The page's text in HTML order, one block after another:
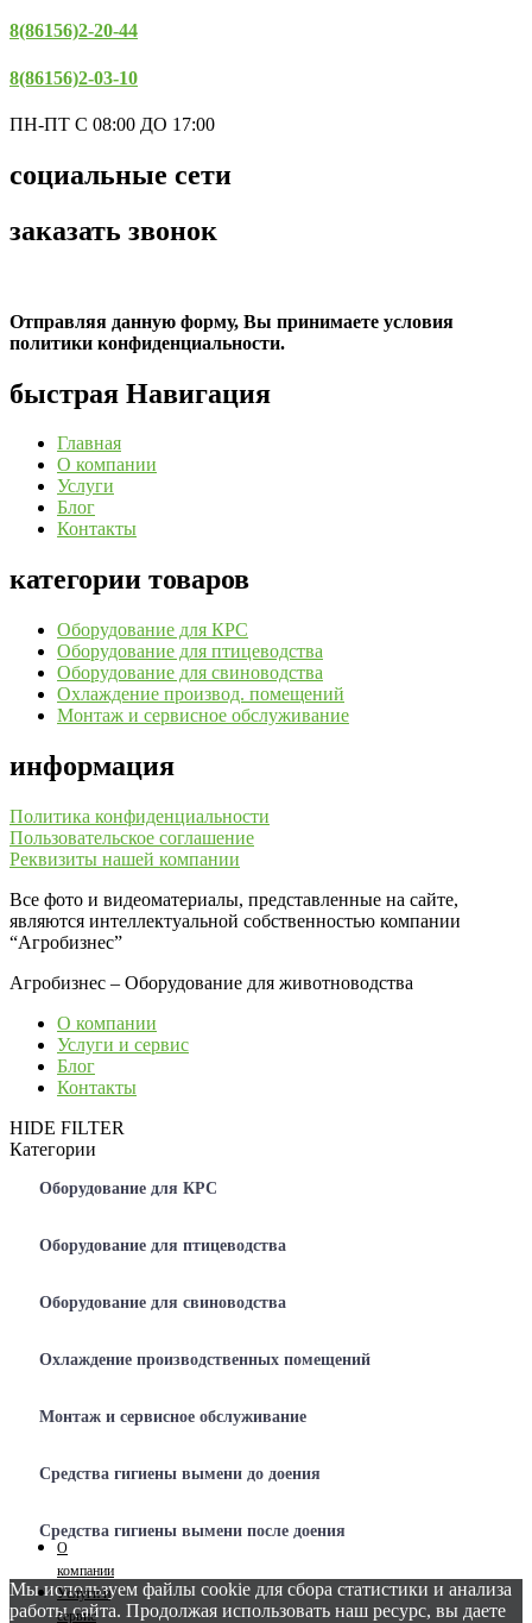
8(86156)2-20-44
8(86156)2-03-10
ПН-ПТ С 08:00 ДО 17:00
социальные сети
заказать звонок
Отправляя данную форму, Вы принимаете условия
политики конфиденциальности.
быстрая Навигация
Главная
О компании
Услуги
Блог
Контакты
категории товаров
Оборудование для КРС
Оборудование для птицеводства
Оборудование для свиноводства
Охлаждение производ. помещений
Монтаж и сервисное обслуживание
информация
Политика конфиденциальности
Пользовательское соглашение
Реквизиты нашей компании
Все фото и видеоматериалы, представленные на сайте,
являются интеллектуальной собственностью компании
“Агробизнес”
Агробизнес – Оборудование для животноводства
О компании
Услуги и сервис
Блог
Контакты
HIDE FILTER
Категории
Оборудование для КРС
Оборудование для птицеводства
Оборудование для свиноводства
Охлаждение производственных помещений
Монтаж и сервисное обслуживание
Средства гигиены вымени до доения
Средства гигиены вымени после доения
О
компании
Услуги и
сервис
Мы используем файлы cookie для сбора статистики и анализа
работы сайта. Продолжая использовать наш ресурс, вы даете